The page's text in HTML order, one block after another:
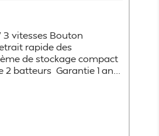
3 vitesses Bouton
rapide des
de stockage compact
batteurs Garantie 1 an...